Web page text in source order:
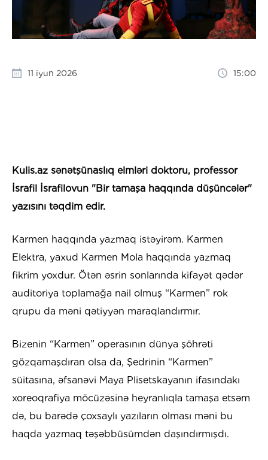
11 iyun 2026 15:00
Kulis.az sənətşünaslıq elmləri doktoru, professor
İsrafil İsrafilovun "Bir tamaşa haqqında düşüncələr"
yazısını təqdim edir.
Karmen haqqında yazmaq istəyirəm. Karmen
Elektra, yaxud Karmen Mola haqqında yazmaq
fikrim yoxdur. Ötən əsrin sonlarında kifayət qədər
auditoriya toplamağa nail olmuş “Karmen” rok
qrupu da məni qətiyyən maraqlandırmır.
Bizenin “Karmen” operasının dünya şöhrəti
gözqamaşdıran olsa da, Şedrinin “Karmen”
süitasına, əfsanəvi Maya Plisetskayanın ifasındakı
xoreoqrafiya möcüzəsinə heyranlıqla tamaşa etsəm
də, bu barədə çoxsaylı yazıların olması məni bu
haqda yazmaq təşəbbüsümdən daşındırmışdı.